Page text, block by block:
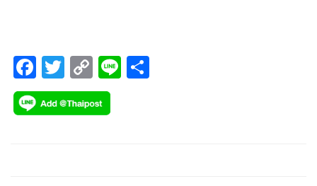
F
ac
e
T
wi
tt
C
o
p
Li